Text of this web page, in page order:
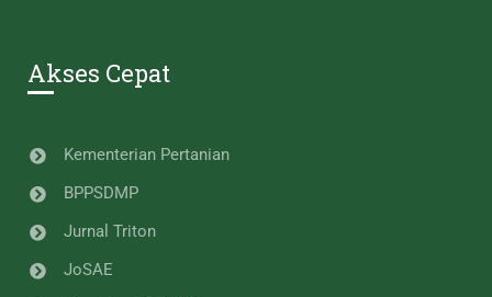
Akses Cepat
Kementerian Pertanian
BPPSDMP
Jurnal Triton
JoSAE